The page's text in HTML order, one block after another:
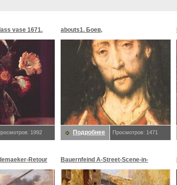
vase 1671.
1992
abouts1. Боев,
Подробнее Просмотров: 1471
Retour Bauernfeind A-Street-Scene-in-
Jerusalem-sj. Bauernfeind,